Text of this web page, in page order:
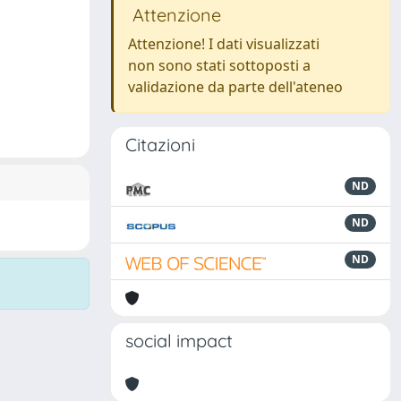
Attenzione
Attenzione! I dati visualizzati
non sono stati sottoposti a
validazione da parte dell'ateneo
Citazioni
ND
ND
ND
social impact